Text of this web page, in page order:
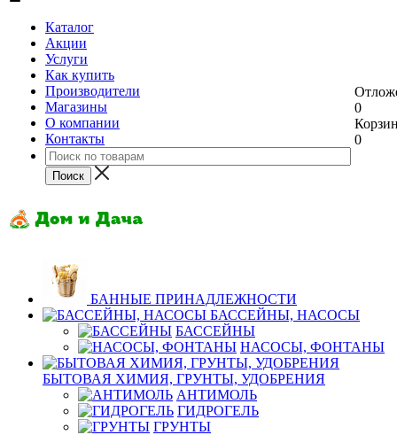
Каталог
Акции
Услуги
Как купить
Производители
Магазины
О компании
Контакты
0
0
БАННЫЕ ПРИНАДЛЕЖНОСТИ
БАССЕЙНЫ, НАСОСЫ
БАССЕЙНЫ
НАСОСЫ, ФОНТАНЫ
БЫТОВАЯ ХИМИЯ, ГРУНТЫ, УДОБРЕНИЯ
АНТИМОЛЬ
ГИДРОГЕЛЬ
ГРУНТЫ